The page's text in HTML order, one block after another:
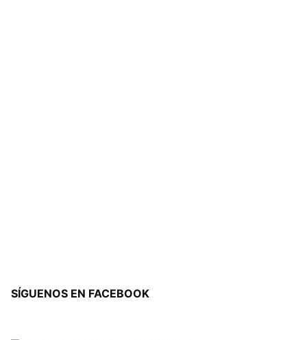
SÍGUENOS EN FACEBOOK